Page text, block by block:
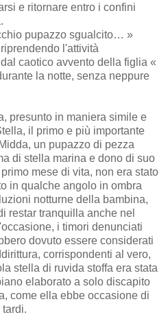
e ritornare entro i confini
pupazzo sgualcito… »
l'attività
caotico avvento della figlia «
la notte, senza neppure
presunto in maniera simile e
il primo e più importante
un pupazzo di pezza
di stella marina e dono di suo
mese di vita, non era stato
in qualche angolo in ombra
notturne della bambina,
restar tranquilla anche nel
i timori denunciati
dovuto essere considerati
corrispondenti al vero,
stella di ruvida stoffa era stata
elaborato a solo discapito
come ella ebbe occasione di